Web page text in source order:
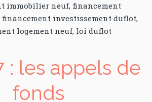
immobilier neuf, financement
financement investissement duflot,
logement neuf, loi duflot
: les appels de
fonds